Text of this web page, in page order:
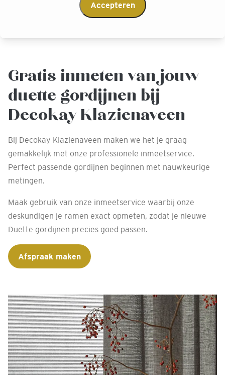
Gratis inmeten van jouw
duette gordijnen bij
Decokay Klazienaveen
Bij Decokay Klazienaveen maken we het je graag
gemakkelijk met onze professionele inmeetservice.
Perfect passende gordijnen beginnen met nauwkeurige
metingen.
Maak gebruik van onze inmeetservice waarbij onze
deskundigen je ramen exact opmeten, zodat je nieuwe
Duette gordijnen precies goed passen.
Afspraak maken
Accepteren